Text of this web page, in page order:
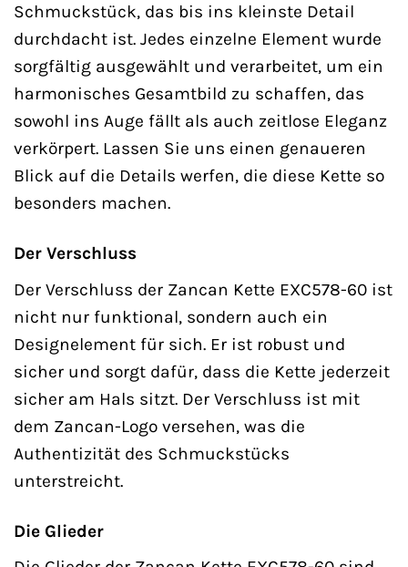
Schmuckstück, das bis ins kleinste Detail
durchdacht ist. Jedes einzelne Element wurde
sorgfältig ausgewählt und verarbeitet, um ein
harmonisches Gesamtbild zu schaffen, das
sowohl ins Auge fällt als auch zeitlose Eleganz
verkörpert. Lassen Sie uns einen genaueren
Blick auf die Details werfen, die diese Kette so
besonders machen.
Der Verschluss
Der Verschluss der Zancan Kette EXC578-60 ist
nicht nur funktional, sondern auch ein
Designelement für sich. Er ist robust und
sicher und sorgt dafür, dass die Kette jederzeit
sicher am Hals sitzt. Der Verschluss ist mit
dem Zancan-Logo versehen, was die
Authentizität des Schmuckstücks
unterstreicht.
Die Glieder